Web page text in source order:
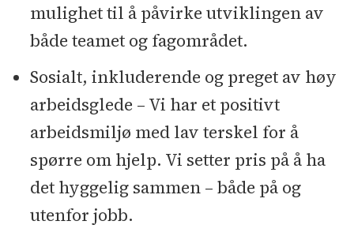
mulighet til å påvirke utviklingen av
både teamet og fagområdet.
Sosialt, inkluderende og preget av høy
arbeidsglede – Vi har et positivt
arbeidsmiljø med lav terskel for å
spørre om hjelp. Vi setter pris på å ha
det hyggelig sammen – både på og
utenfor jobb.